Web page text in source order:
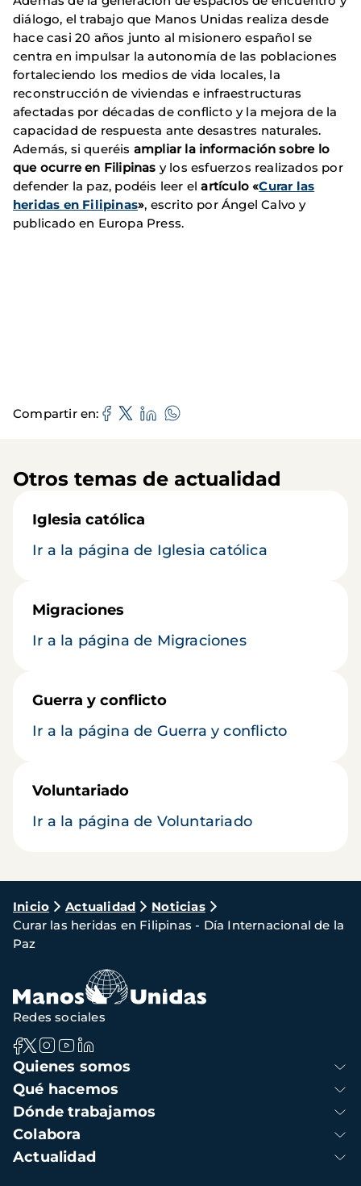
diálogo, el trabajo que Manos Unidas realiza desde
hace casi 20 años junto al misionero español se
centra en impulsar la autonomía de las poblaciones
fortaleciendo los medios de vida locales, la
reconstrucción de viviendas e infraestructuras
afectadas por décadas de conflicto y la mejora de la
capacidad de respuesta ante desastres naturales.
Además, si queréis ampliar la información sobre lo
que ocurre en Filipinas y los esfuerzos realizados por
defender la paz, podéis leer elartículo «Curar las
heridas en Filipinas», escrito por Ángel Calvo y
publicado en Europa Press.
Compartir en
Otros temas de actualidad
Iglesia católica
Ir a la página de Iglesia católica
Migraciones
Ir a la página de Migraciones
Guerra y conflicto
Ir a la página de Guerra y conflicto
Voluntariado
Ir a la página de Voluntariado
Ruta
de
navegación
Inicio Actualidad
Noticias
Curar las heridas en Filipinas - Día Internacional de la
Paz
Navegación
principal
Quienes somos
Qué hacemos
Dónde trabajamos
Colabora
Actualidad
Redes sociales